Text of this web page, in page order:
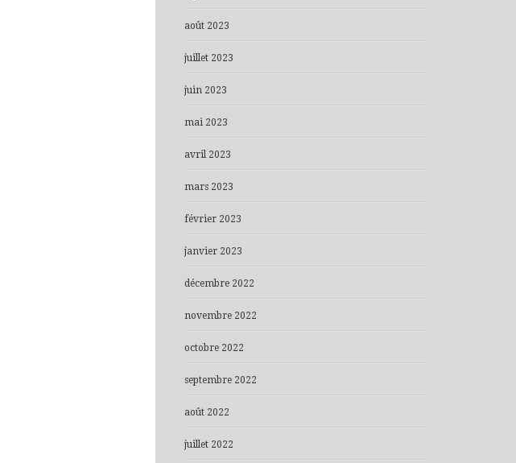
août 2023
juillet 2023
juin 2023
mai 2023
avril 2023
mars 2023
février 2023
janvier 2023
décembre 2022
novembre 2022
octobre 2022
septembre 2022
août 2022
juillet 2022